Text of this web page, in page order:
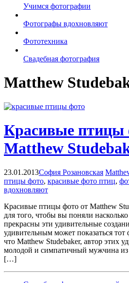
Учимся фотографии
Фотографы вдохновляют
Фототехника
Свадебная фотография
Matthew
Красивые птицы
Matthew
23.01.2013София Розановская
птицы фото, красивые фото птиц,
вдохновляют
Красивые птицы фото от Matthew
для того, чтобы вы поняли
прекрасны эти удивительные
удивительным может показаться тот
что Matthew Studebaker, автор этих
молодой и симпатичный мужчина
[…]